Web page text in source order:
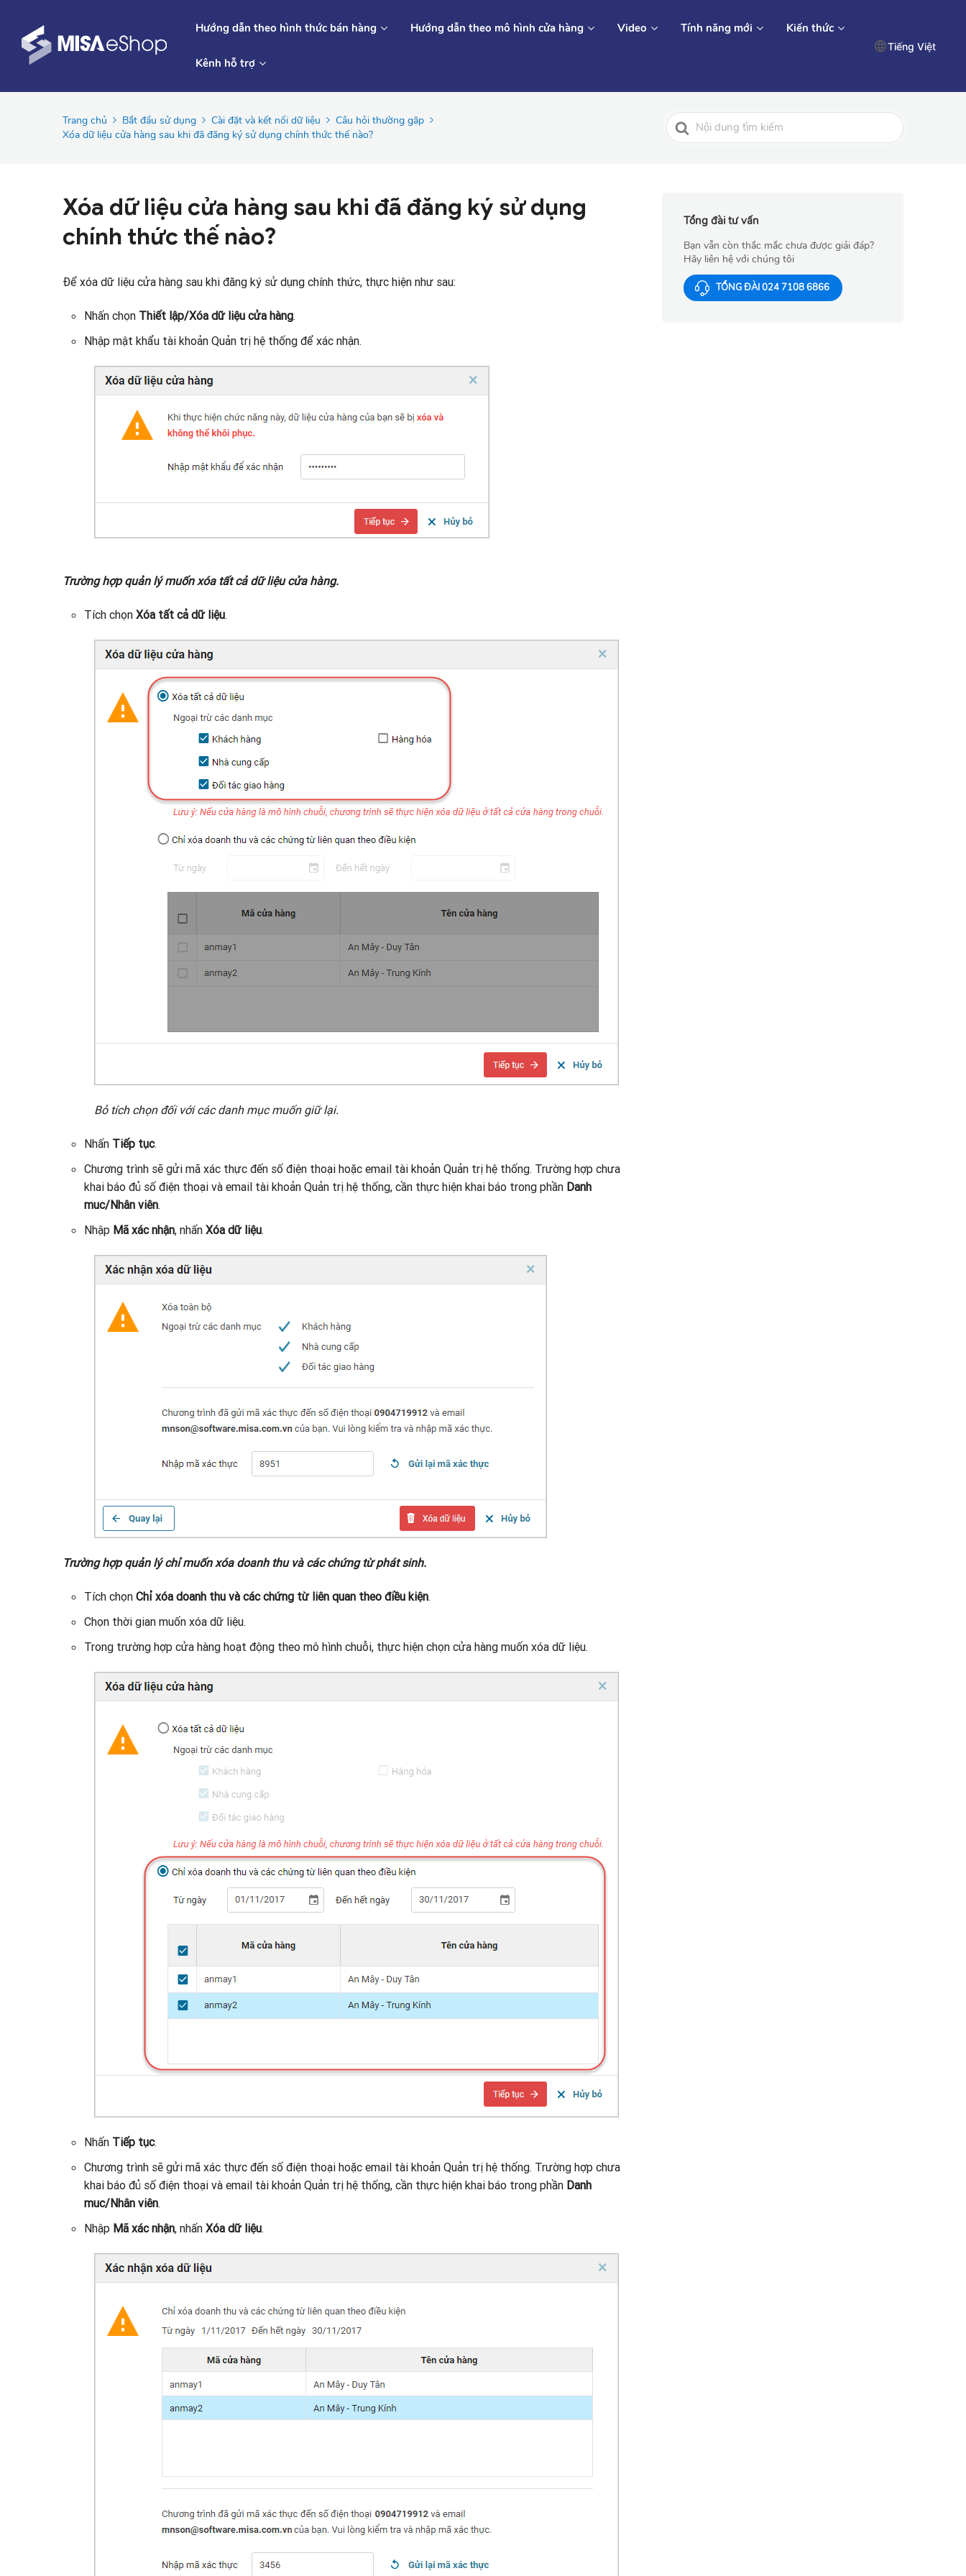
Hướng dẫn theo hình thức bán hàng Hướng dẫn theo mô hình cửa hàng Video Tính năng mới Kiến thức
Kênh hỗ trợ
Tiếng Việt
Trang chủ Bắt đầu sử dụng Cài đặt và kết nối dữ liệu
Câu hỏi thường gặp
Xóa dữ liệu cửa hàng sau khi đã đăng ký sử dụng chính thức thế nào?
Tìm
kiếm
Xóa dữ liệu cửa hàng sau khi đã đăng ký sử dụng
chính thức thế nào?
Để xóa dữ liệu cửa hàng sau khi đăng ký sử dụng chính thức, thực hiện như sau:
Nhấn chọn Thiết lập/Xóa dữ liệu cửa hàng.
Nhập mật khẩu tài khoản Quản trị hệ thống để xác nhận.
Trường hợp quản lý muốn xóa tất cả dữ liệu cửa hàng.
Tích chọn Xóa tất cả dữ liệu.
Bỏ tích chọn đối với các danh mục muốn giữ lại.
Nhấn Tiếp tục.
Chương trình sẽ gửi mã xác thực đến số điện thoại hoặc email tài khoản Quản trị hệ thống. Trường hợp chưa
khai báo đủ số điện thoại và email tài khoản Quản trị hệ thống, cần thực hiện khai báo trong phần Danh
muc/Nhân viên.
Nhập Mã xác nhận, nhấn Xóa dữ liệu.
Trường hợp quản lý chỉ muốn xóa doanh thu và các chứng từ phát sinh.
Tích chọn Chỉ xóa doanh thu và các chứng từ liên quan theo điều kiện.
Chọn thời gian muốn xóa dữ liệu.
Trong trường hợp cửa hàng hoạt động theo mô hình chuỗi, thực hiện chọn cửa hàng muốn xóa dữ liệu.
Nhấn Tiếp tục.
Chương trình sẽ gửi mã xác thực đến số điện thoại hoặc email tài khoản Quản trị hệ thống. Trường hợp chưa
khai báo đủ số điện thoại và email tài khoản Quản trị hệ thống, cần thực hiện khai báo trong phần Danh
muc/Nhân viên.
Nhập Mã xác nhận, nhấn Xóa dữ liệu.
Tổng đài tư vấn
Bạn vẫn còn thắc mắc chưa được giải đáp?
Hãy liên hệ với chúng tôi
TỔNG ĐÀI 024 7108 6866